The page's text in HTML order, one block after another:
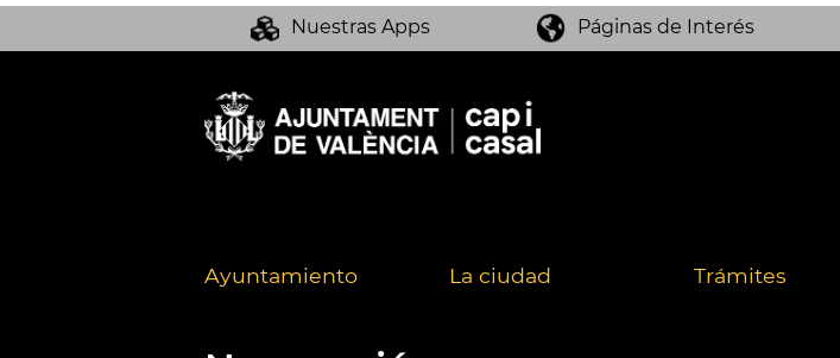
Nuestras Apps Páginas de Interés
Ayuntamiento La ciudad Trámites